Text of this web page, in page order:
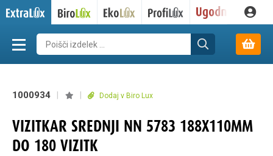
1000934 Dodaj v Biro Lux
VIZITKAR SREDNJI NN 5783 188X110MM
DO 180 VIZITK